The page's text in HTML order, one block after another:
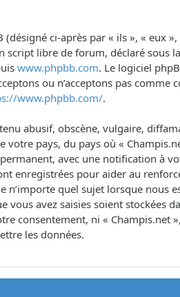
ci-après par « ils », « eux
script libre de forum, déclaré sous
www.phpbb.com. Le logiciel
ou n’acceptons pas
www.phpbb.com/.
abusif, obscène, vulgaire,
votre pays, du pays où «
avec une notification à
enregistrées pour aider au
quel sujet lorsque nous
vous avez saisies soient stockées
consentement, ni «
les données.